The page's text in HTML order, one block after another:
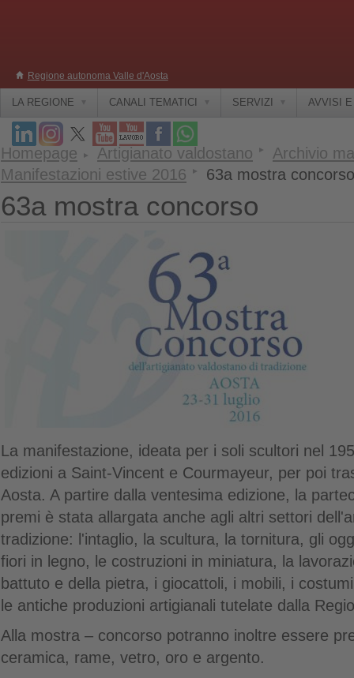
Regione autonoma Valle d'Aosta
LA REGIONE CANALI TEMATICI SERVIZI AVVISI
Homepage Artigianato valdostano
Archivio
Manifestazioni estive 2016
63a mostra concorso
63a mostra concorso
La manifestazione, ideata per i soli scultori nel
edizioni a Saint-Vincent e Courmayeur, per poi
Aosta. A partire dalla ventesima edizione, la
premi è stata allargata anche agli altri settori
tradizione: l'intaglio, la scultura, la tornitura, gli
fiori in legno, le costruzioni in miniatura, la
battuto e della pietra, i giocattoli, i mobili, i
le antiche produzioni artigianali tutelate dalla
Alla mostra – concorso potranno inoltre essere
ceramica, rame, vetro, oro e argento.